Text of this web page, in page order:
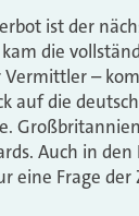
ist der
die
–
auf die
Auch in
eine Frage